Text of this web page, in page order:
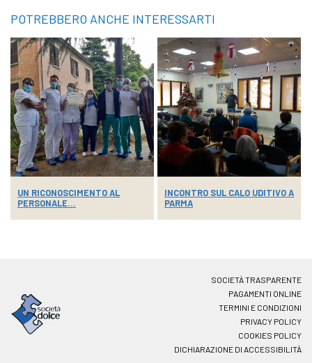
POTREBBERO ANCHE INTERESSARTI
UN RICONOSCIMENTO AL
PERSONALE...
INCONTRO SUL CALO UDITIVO A
PARMA
SOCIETÀ TRASPARENTE
PAGAMENTI ONLINE
TERMINI E CONDIZIONI
PRIVACY POLICY
COOKIES POLICY
DICHIARAZIONE DI ACCESSIBILITÀ